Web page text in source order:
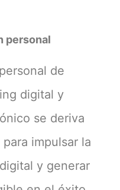
personal
de
digital y
se deriva
impulsar la
y generar